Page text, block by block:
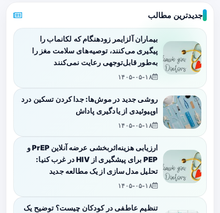
جدیدترین مطالب
بیماران آلزایمر زودهنگام که لکانماب را
پیگیری می‌کنند، توصیه‌های سلامت مغز را
به‌طور قابل‌توجهی رعایت نمی‌کنند
۱۴۰۵-۰۵-۱۸
روشی جدید در موش‌ها: جدا کردن تسکین درد
اوپیوئیدی از یادگیری پاداش
۱۴۰۵-۰۵-۱۸
ارزیابی هزینه‌اثربخشی عرضه آنلاین PrEP و
PEP برای پیشگیری از HIV در غرب کنیا:
تحلیل مدل‌سازی از یک مطالعه جدید
۱۴۰۵-۰۵-۱۸
تنظیم عاطفی در کودکان چیست؟ توضیح یک